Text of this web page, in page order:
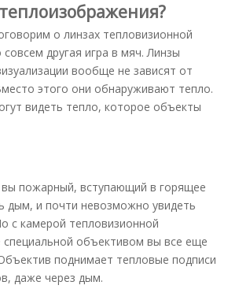
о линзах тепловизионной
совсем другая игра в мяч. Линзы
вообще не зависят от
этого они обнаруживают тепло.
видеть тепло, которое объекты
вы пожарный, вступающий в горящее
дым, и почти невозможно увидеть
с камерой тепловизионной
специальной объективом вы все еще
поднимает тепловые подписи
даже через дым.